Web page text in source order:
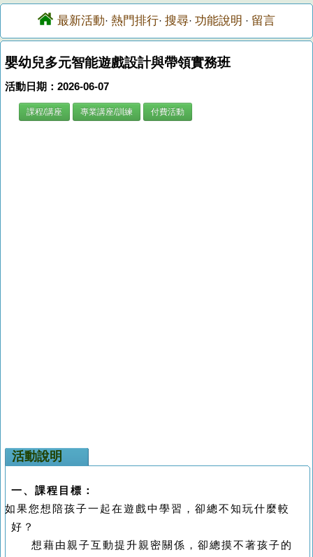
最新活動· 熱門排行· 搜尋· 功能說明 · 留言
嬰幼兒多元智能遊戲設計與帶領實務班
活動日期：2026-06-07
課程/講座 專業講座/訓練 付費活動
活動說明
一、課程目標：
如果您想陪孩子一起在遊戲中學習，卻總不知玩什麼較
好？
想藉由親子互動提升親密關係，卻總摸不著孩子的